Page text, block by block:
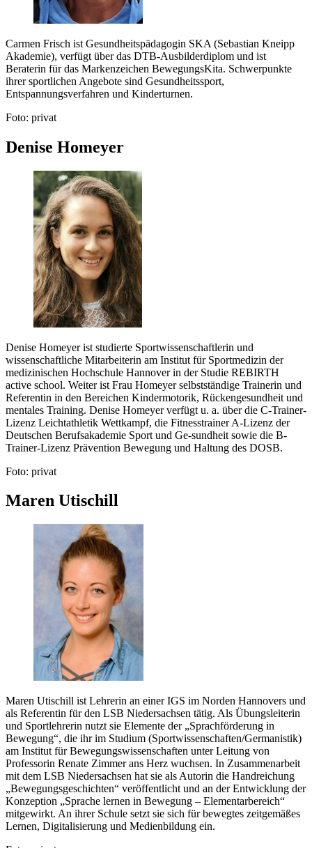
Carmen Frisch ist Gesundheitspädagogin SKA (Sebastian Kneipp
Akademie), verfügt über das DTB-Ausbilderdiplom und ist
Beraterin für das Markenzeichen BewegungsKita. Schwerpunkte
ihrer sportlichen Angebote sind Gesundheitssport,
Entspannungsverfahren und Kinderturnen.
Foto: privat
Denise Homeyer
Denise Homeyer ist studierte Sportwissenschaftlerin und
wissenschaftliche Mitarbeiterin am Institut für Sportmedizin der
medizinischen Hochschule Hannover in der Studie REBIRTH
active school. Weiter ist Frau Homeyer selbstständige Trainerin und
Referentin in den Bereichen Kindermotorik, Rückengesundheit und
mentales Training. Denise Homeyer verfügt u. a. über die C-Trainer-
Lizenz Leichtathletik Wettkampf, die Fitnesstrainer A-Lizenz der
Deutschen Berufsakademie Sport und Ge-sundheit sowie die B-
Trainer-Lizenz Prävention Bewegung und Haltung des DOSB.
Foto: privat
Maren Utischill
Maren Utischill ist Lehrerin an einer IGS im Norden Hannovers und
als Referentin für den LSB Niedersachsen tätig. Als Übungsleiterin
und Sportlehrerin nutzt sie Elemente der „Sprachförderung in
Bewegung“, die ihr im Studium (Sportwissenschaften/Germanistik)
am Institut für Bewegungswissenschaften unter Leitung von
Professorin Renate Zimmer ans Herz wuchsen. In Zusammenarbeit
mit dem LSB Niedersachsen hat sie als Autorin die Handreichung
„Bewegungsgeschichten“ veröffentlicht und an der Entwicklung der
Konzeption „Sprache lernen in Bewegung – Elementarbereich“
mitgewirkt. An ihrer Schule setzt sie sich für bewegtes zeitgemäßes
Lernen, Digitalisierung und Medienbildung ein.